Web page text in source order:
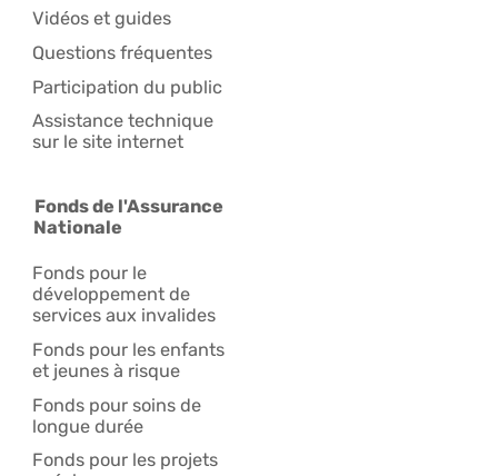
Vidéos et guides
Questions fréquentes
Participation du public
Assistance technique
sur le site internet
Fonds de l'Assurance
Nationale
Fonds pour le
développement de
services aux invalides
Fonds pour les enfants
et jeunes à risque
Fonds pour soins de
longue durée
Fonds pour les projets